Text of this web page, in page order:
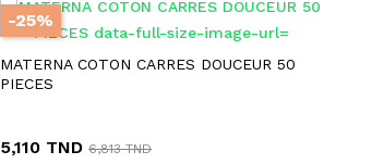
-25%
RUPTURE DE STOCK
MATERNA COTON CARRES DOUCEUR 50
PIECES
5,110 TND 6,813 TND